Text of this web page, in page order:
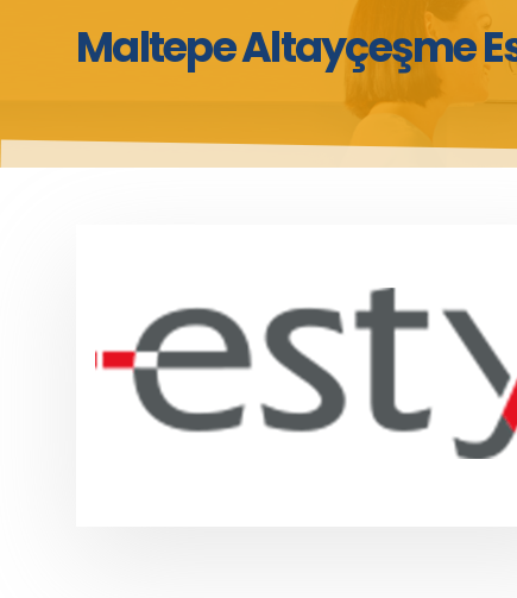
Maltepe Altayçeşme